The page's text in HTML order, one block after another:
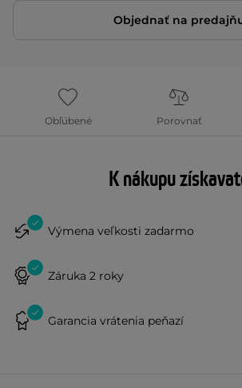
Objednať na
Obľúbené Porovnať
K nákupu
Výmena veľkosti zadarmo
Záruka 2 roky
Garancia vrátenia peňazí